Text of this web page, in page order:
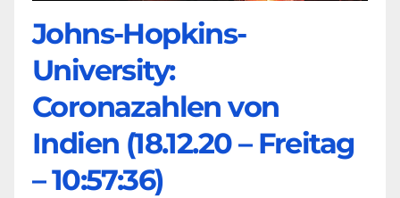
Johns-Hopkins-
University:
Coronazahlen von
Indien (18.12.20 – Freitag
– 10:57:36)